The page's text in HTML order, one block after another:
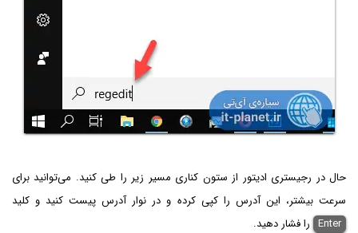
حال در رجیستری ادیتور از ستون کناری مسیر زیر را طی کنید. می‌توانید برای
سرعت بیشتر، این آدرس را کپی کرده و در نوار آدرس پیست کنید و کلید
Enter‌ را فشار دهید.